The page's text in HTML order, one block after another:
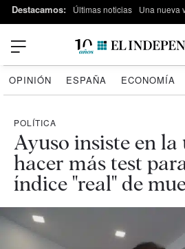
Destacamos: Últimas noticias Una nueva
OPINIÓN ESPAÑA ECONOMÍA
POLÍTICA
Ayuso insiste en la
hacer más test
índice "real" de